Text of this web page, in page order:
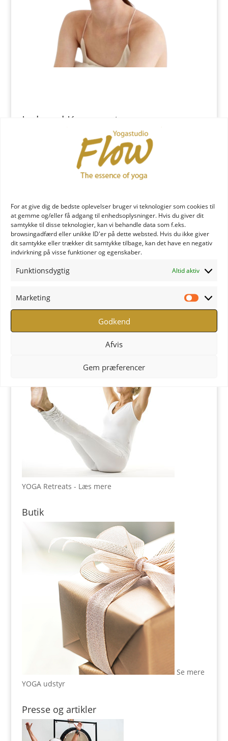
For at give dig de bedste oplevelser bruger vi teknologier som cookies til
at gemme og/eller få adgang til enhedsoplysninger. Hvis du giver dit
samtykke til disse teknologier, kan vi behandle data som f.eks.
browsingadfærd eller unikke ID'er på dette websted. Hvis du ikke giver
dit samtykke eller trækker dit samtykke tilbage, kan det have en negativ
indvirkning på visse funktioner og egenskaber.
Funktionsdygtig Altid aktiv
Marketing
Godkend
Afvis
Gem præferencer
Indsend Kommentar
logget indfor at skrive en kommentar.
YOGA læreruddannelse
YOGA Retreats - Læs mere
Butik
Se mere
YOGA udstyr
Presse og artikler